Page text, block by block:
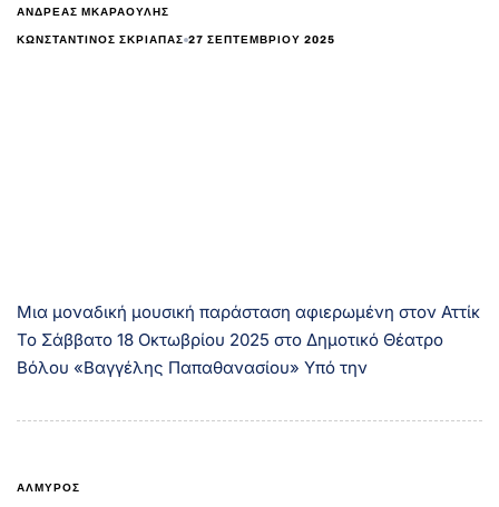
ΑΝΔΡΕΑΣ ΜΚΑΡΑΟΥΛΗΣ
ΚΩΝΣΤΑΝΤΊΝΟΣ ΣΚΡΙΆΠΑΣ 27 ΣΕΠΤΕΜΒΡΊΟΥ 2025
Μια μοναδική μουσική παράσταση αφιερωμένη στον Αττίκ
Το Σάββατο 18 Οκτωβρίου 2025 στο Δημοτικό Θέατρο
Βόλου «Βαγγέλης Παπαθανασίου» Υπό την
ΑΛΜΥΡΟΣ